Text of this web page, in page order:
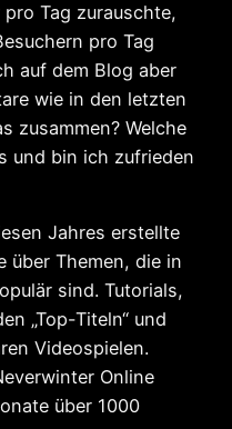
Tag zurauschte,
pro Tag
auf dem Blog aber
wie in den letzten
zusammen? Welche
und bin ich zufrieden
Jahres erstellte
über Themen, die in
sind. Tutorials,
„Top-Titeln“ und
Videospielen.
Online
über 1000